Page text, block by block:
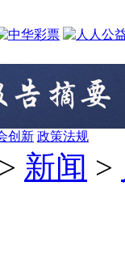
创新 政策法规
> 新闻 >